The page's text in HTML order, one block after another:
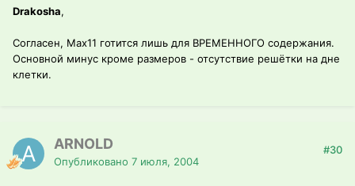
Drakosha,
Согласен, Max11 готится лишь для ВРЕМЕННОГО содержания.
Основной минус кроме размеров - отсутствие решётки на дне
клетки.
ARNOLD
Опубликовано 7 июля, 2004
#30